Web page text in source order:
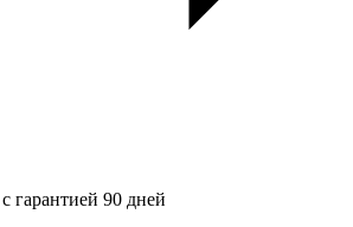
гарантией 90 дней